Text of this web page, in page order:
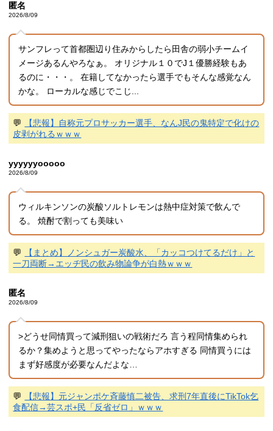
匿名
2026/8/09
サンフレって首都圏辺り住みからしたら田舎の弱小チームイ
メージあるんやろなぁ。 オリジナル１０でJ１優勝経験もあ
るのに・・・。 在籍してなかったら選手でもそんな感覚なん
かな。 ローカルな感じでこじ...
💬
【悲報】自称元プロサッカー選手、なんJ民の鬼特定で化けの
皮剥がれるｗｗｗ
yyyyyyooooo
2026/8/09
ウィルキンソンの炭酸ソルトレモンは熱中症対策で飲んで
る。 焼酎で割っても美味い
💬
【まとめ】ノンシュガー炭酸水、「カッコつけてるだけ」と
一刀両断→エッヂ民の飲み物論争が白熱ｗｗｗ
匿名
2026/8/09
>どうせ同情買って減刑狙いの戦術だろ 言う程同情集められ
るか？集めようと思ってやったならアホすぎる 同情買うには
まず好感度が必要なんだよな…
💬
【悲報】元ジャンポケ斉藤慎二被告、求刑7年直後にTikTok乞
食配信→芸スポ+民「反省ゼロ」ｗｗｗ